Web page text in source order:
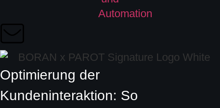
Optimierung der
Kundeninteraktion: So